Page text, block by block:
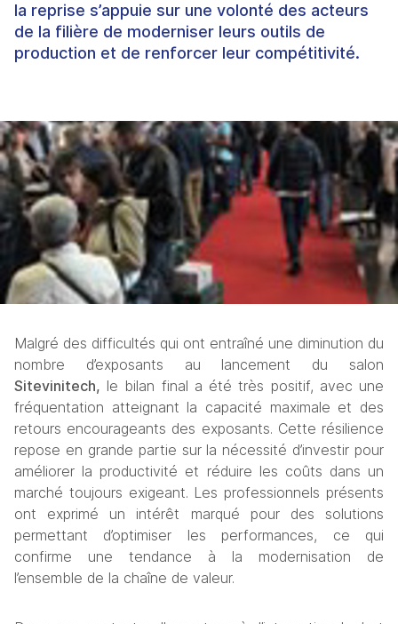
la reprise s’appuie sur une volonté des acteurs
de la filière de moderniser leurs outils de
production et de renforcer leur compétitivité.
Malgré des difficultés qui ont entraîné une diminution du
Sitevinitech, le bilan final a été très positif, avec une
fréquentation atteignant la capacité maximale et des
retours encourageants des exposants. Cette résilience
repose en grande partie sur la nécessité d’investir pour
améliorer la productivité et réduire les coûts dans un
marché toujours exigeant. Les professionnels présents
ont exprimé un intérêt marqué pour des solutions
permettant d’optimiser les performances, ce qui
confirme une tendance à la modernisation de
l’ensemble de la chaîne de valeur.